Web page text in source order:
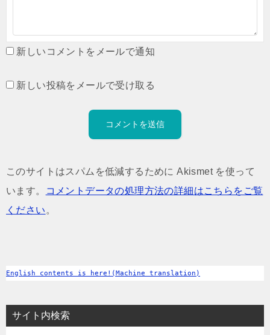
新しいコメントをメールで通知
新しい投稿をメールで受け取る
このサイトはスパムを低減するために Akismet を使って
います。
コメントデータの処理方法の詳細はこちらをご覧
ください 。
English contents is here!(Machine translation)
サイト内検索